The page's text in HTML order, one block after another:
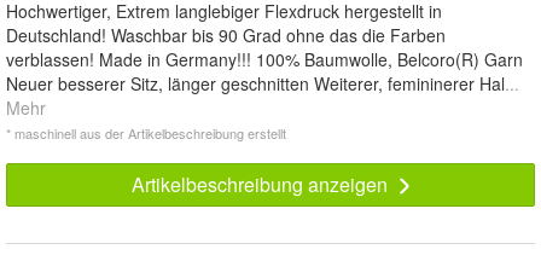
Hochwertiger, Extrem langlebiger Flexdruck hergestellt in
Deutschland! Waschbar bis 90 Grad ohne das die Farben
verblassen! Made in Germany!!! 100% Baumwolle, Belcoro(R) Garn
Neuer besserer Sitz, länger geschnitten Weiterer, femininerer Hal...
Mehr
* maschinell aus der Artikelbeschreibung erstellt
Artikelbeschreibung anzeigen